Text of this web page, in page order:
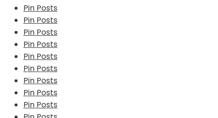
Pin Posts
Pin Posts
Pin Posts
Pin Posts
Pin Posts
Pin Posts
Pin Posts
Pin Posts
Pin Posts